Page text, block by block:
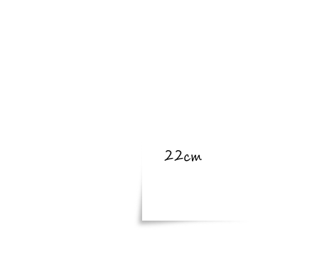
22cm